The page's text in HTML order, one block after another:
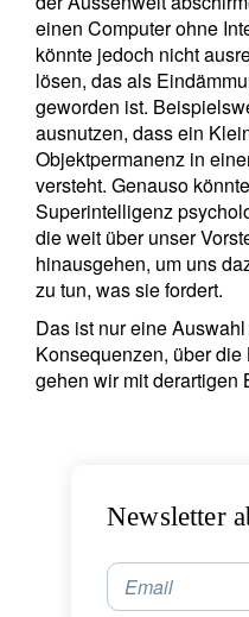
einen Computer ohne
könnte jedoch nicht
lösen, das als
geworden ist.
ausnutzen, dass ein
Objektpermanenz in
versteht. Genauso
Superintelligenz
die weit über unser
hinausgehen, um uns
zu tun, was sie fordert.
Das ist nur eine
Konsequenzen, über
gehen wir mit derartigen
Newsletter
Email